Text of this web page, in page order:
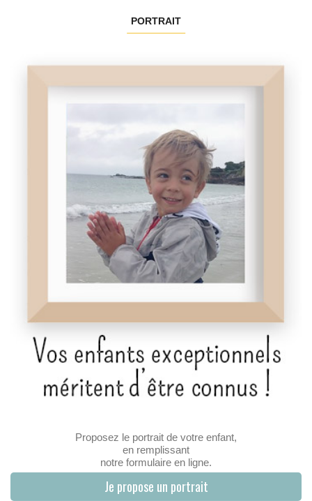
PORTRAIT
Proposez le portrait de votre enfant,
en remplissant
notre formulaire en ligne.
Je propose un portrait